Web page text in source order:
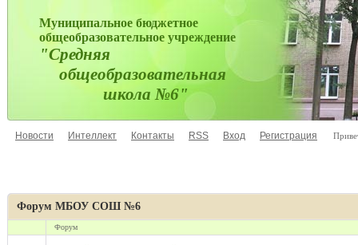
Муниципальное бюджетное
общеобразовательное учреждение
"Средняя
общеобразовательная
школа №6"
Новости Интеллект Контакты RSS Вход Регистрация
Форум МБОУ СОШ №6
Форум